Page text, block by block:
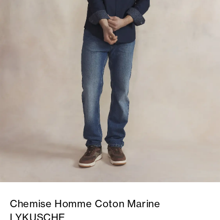
Chemise Homme Coton Marine
LYKUSCHE